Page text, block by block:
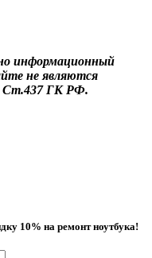
информационный
не являются
Ст.437 ГК РФ.
10% на ремонт ноутбука!